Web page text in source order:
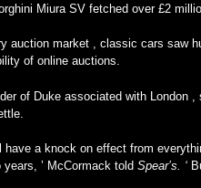
Miura SV fetched over £2
auction market , classic carssaw
of online auctions.
of Duke associated with London
have a knock on effect from
’ McCormack toldSpear’s. ‘